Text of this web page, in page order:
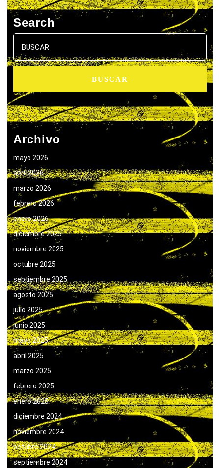
Search
Buscar:
Archivo
mayo 2026
abril 2026
marzo 2026
febrero 2026
enero 2026
diciembre 2025
noviembre 2025
octubre 2025
septiembre 2025
agosto 2025
julio 2025
junio 2025
mayo 2025
abril 2025
marzo 2025
febrero 2025
enero 2025
diciembre 2024
noviembre 2024
octubre 2024
septiembre 2024